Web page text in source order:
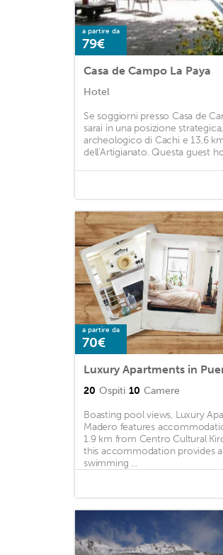
a partire da
79€
Casa de Campo La Paya
Hotel
Se soggiorni presso Casa de
sarai in una posizione
archeologico di Cachi e 13,6
dell'Artigianato. Questa guest
a partire da
70€
Luxury Apartments in
20 Ospiti 10 Camere
Boasting pool views, Luxury
Madero features
1.9 km from Centro Cultural
this accommodation provides
swimming ...